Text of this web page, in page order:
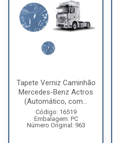
Tapete Verniz Caminhão
Mercedes-Benz Actros
(Automático, com...
Código: 16519
Embalagem: PC
Número Original: 963